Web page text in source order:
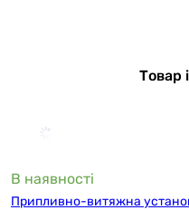
Товар
В наявності
Припливно-витяжна